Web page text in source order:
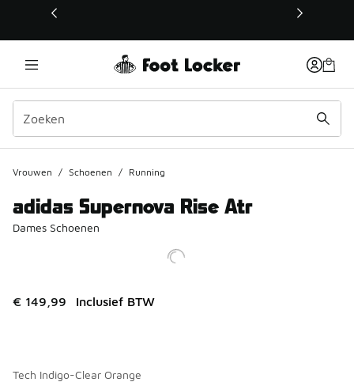
Deze link wordt geopend in een nieuw venster
Vrouwen / Schoenen / Running
adidas Supernova Rise Atr
Dames Schoenen
€ 149,99 Inclusief BTW
Tech Indigo-Clear Orange